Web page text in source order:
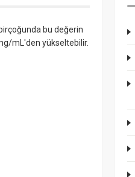
bu değerin
mL'den yükseltebilir.